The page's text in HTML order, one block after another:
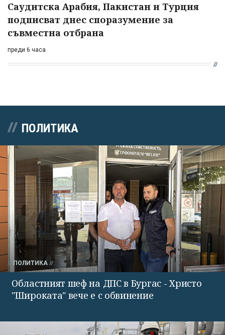
Саудитска Арабия, Пакистан и Турция
подписват днес споразумение за
съвместна отбрана
преди 6 часа
ПОЛИТИКА
ПОЛИТИКА
Областният шеф на ДПС в Бургас - Христо
"Широката" вече е с обвинение